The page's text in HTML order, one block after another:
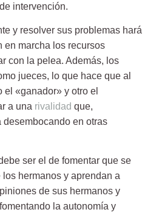
intervención.
y resolver sus problemas hará
en marcha los recursos
con la pelea. Además, los
jueces, lo que hace que al
«ganador» y otro el
a una rivalidad que,
desembocando en otras
ser el de fomentar que se
los hermanos y aprendan a
de sus hermanos y
la autonomía y